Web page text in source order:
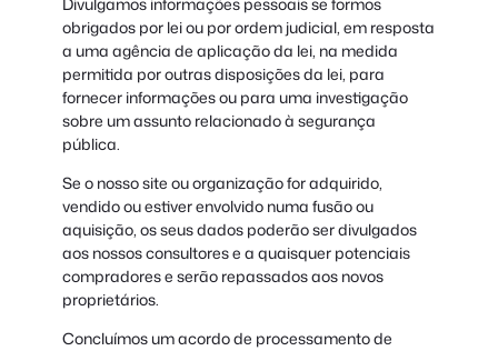
obrigados por lei ou por ordem judicial, em resposta
a uma agência de aplicação da lei, na medida
permitida por outras disposições da lei, para
fornecer informações ou para uma investigação
sobre um assunto relacionado à segurança
pública.
Se o nosso site ou organização for adquirido,
vendido ou estiver envolvido numa fusão ou
aquisição, os seus dados poderão ser divulgados
aos nossos consultores e a quaisquer potenciais
compradores e serão repassados aos novos
proprietários.
Concluímos um acordo de processamento de